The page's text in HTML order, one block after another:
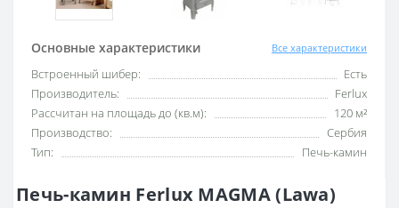
Основные характеристики Все характеристики
Встроенный шибер:
Есть
Производитель:
Ferlux
Рассчитан на площадь до (кв.м):
120 м²
Производство:
Сербия
Тип:
Печь-камин
Печь-камин Ferlux MAGMA (Lawa)